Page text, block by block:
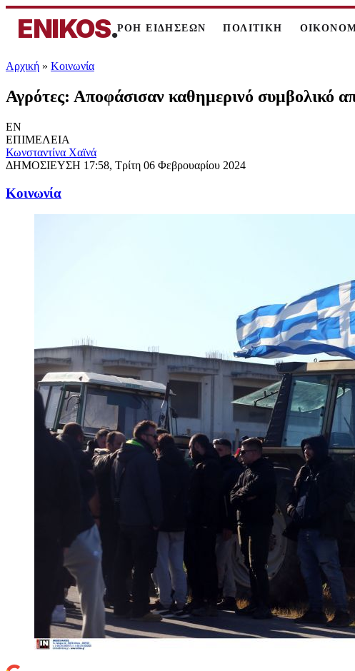
ENIKOS.ΡΟΗ ΕΙΔΗΣΕΩΝ ΠΟΛΙΤΙΚΗ
Αρχική » Κοινωνία
Αγρότες: Αποφάσισαν καθημερινό συμβολικό
EN
ΕΠΙΜΕΛΕΙΑ
Κωνσταντίνα Χαϊνά
ΔΗΜΟΣΙΕΥΣΗ 17:58, Τρίτη 06 Φεβρουαρίου 2024
Κοινωνία